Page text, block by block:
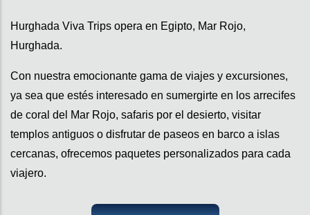
Hurghada Viva Trips opera en Egipto, Mar Rojo,
Hurghada.
Con nuestra emocionante gama de viajes y excursiones,
ya sea que estés interesado en sumergirte en los arrecifes
de coral del Mar Rojo, safaris por el desierto, visitar
templos antiguos o disfrutar de paseos en barco a islas
cercanas, ofrecemos paquetes personalizados para cada
viajero.